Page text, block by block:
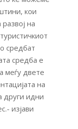
кои
на
средбат
средба е
меѓу двете
на
други идни
изјави